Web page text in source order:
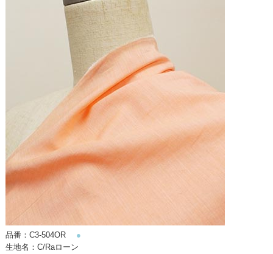
品番：C3-504OR●
生地名：C/Raローン